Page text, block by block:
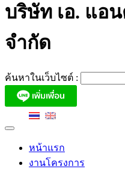
บริษัท เอ. แอ
จำกัด
ค้นหาในเว็บไซต์ :
หน้าแรก
งานโครงการ